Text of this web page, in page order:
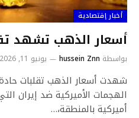
أخبار إقتصادية
أسعار الذهب تشهد
بواسطة hussein Znn يونيو 11, 2026
شهدت أسعار الذهب تقلبات
الهجمات الأميركية ضد ​إيران​
أميركية بالمنطقة،…